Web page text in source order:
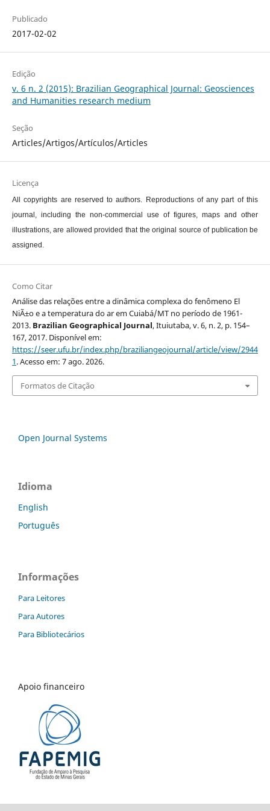
Publicado
2017-02-02
Edição
v. 6 n. 2 (2015): Brazilian Geographical Journal: Geosciences
and Humanities research medium
Seção
Articles/Artigos/Artículos/Articles
Licença
All copyrights are reserved to authors. Reproductions of any part of this
journal, including the non-commercial use of figures, maps and other
illustrations, are allowed provided that the original source of publication be
assigned.
Como Citar
Análise das relações entre a dinâmica complexa do fenômeno El
NiÃ±o e a temperatura do ar em Cuiabá/MT no período de 1961-
2013. Brazilian Geographical Journal, Ituiutaba, v. 6, n. 2, p. 154–
167, 2017. Disponível em:
https://seer.ufu.br/index.php/braziliangeojournal/article/view/2944
1. Acesso em: 7 ago. 2026.
Formatos de Citação
Open Journal Systems
Idioma
English
Português
Informações
Para Leitores
Para Autores
Para Bibliotecários
Apoio financeiro